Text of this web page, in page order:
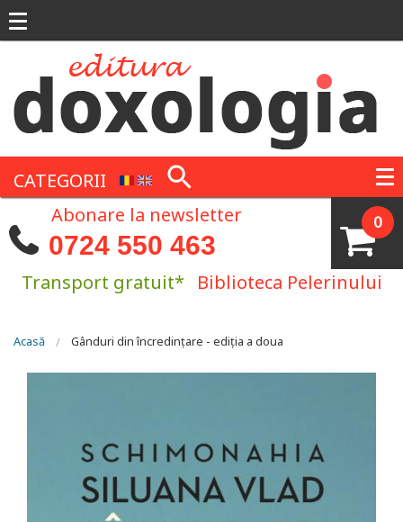
CATEGORII
0
Abonare la newsletter
0724 550 463
Transport gratuit* Biblioteca Pelerinului
Eşti aici
Acasă Gânduri din încredințare - ediția a doua